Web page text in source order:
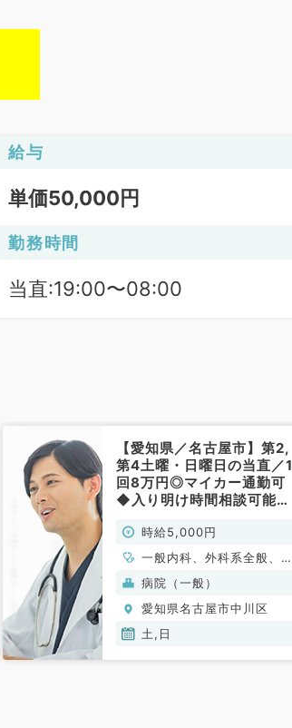
給与
単価50,000円
勤務時間
当直:19:00〜08:00
【愛知県／名古屋市】第2,
第4土曜・日曜日の当直／1
回8万円◎マイカー通勤可
◆入り明け時間相談可能で
常勤）時給5,000円
一般内科、外科系全般、一
般外科
病院（一般）
愛知県名古屋市中川区
土,日